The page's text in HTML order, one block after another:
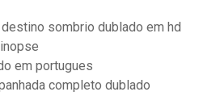
sombrio dublado em hd
em portugues
completo dublado